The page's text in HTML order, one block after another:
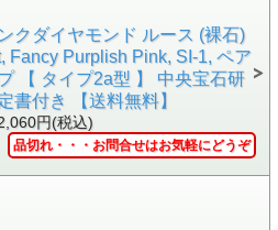
売りです。
クダイヤモンド ルース (裸石)
Fancy Purplish Pink, SI-1, ペア
【 タイプ2a型 】 中央宝石研
書付き 【送料無料】
円(税込)
品切れ・・・お問合せはお気軽にどうぞ